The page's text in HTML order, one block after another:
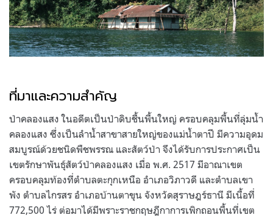
ที่มาและความสำคัญ
ป่าคลองแสง ในอดีตเป็นป่าดิบชื้นพื้นใหญ่ ครอบคลุมพื้นที่ลุ่มน้ำ
คลองแสง ซึ่งเป็นลำน้ำสาขาสายใหญ่ของแม่น้ำตาปี มีความอุดม
สมบูรณ์ด้วยชนิดพืชพรรณ และสัตว์ป่า จึงได้รับการประกาศเป็น
เขตรักษาพันธุ์สัตว์ป่าคลองแสง เมื่อ พ.ศ. 2517 มีอาณาเขต
ครอบคลุมท้องที่ตำบลตะกุกเหนือ อำเภอวิภาวดี และตำบลเขา
พัง ตำบลไกรสร อำเภอบ้านตาขุน จังหวัดสุราษฎร์ธานี มีเนื้อที่
772,500 ไร่ ต่อมาได้มีพราะราชกฤษฎีกาการเพิกถอนพื้นที่เขต